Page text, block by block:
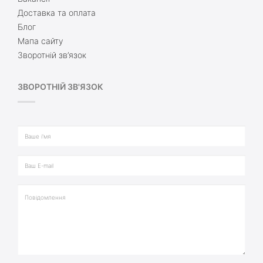
Доставка та оплата
Блог
Мапа сайту
Зворотній зв’язок
ЗВОРОТНІЙ ЗВ'ЯЗОК